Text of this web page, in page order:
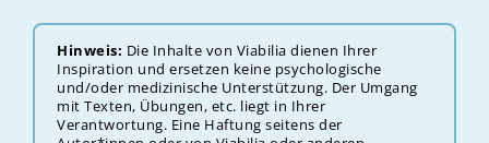
Hinweis: Die Inhalte von Viabilia dienen Ihrer
Inspiration und ersetzen keine psychologische
und/oder medizinische Unterstützung. Der ‎‎‎‎Umgang
mit Texten, Übungen, etc. liegt in Ihrer
Verantwortung. Eine Haftung seitens der